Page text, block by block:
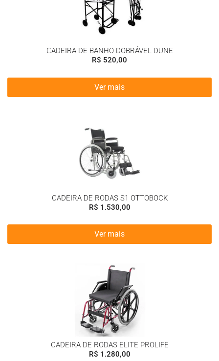
CADEIRA DE BANHO DOBRÁVEL DUNE
R$ 520,00
Ver mais
CADEIRA DE RODAS S1 OTTOBOCK
R$ 1.530,00
Ver mais
CADEIRA DE RODAS ELITE PROLIFE
R$ 1.280,00